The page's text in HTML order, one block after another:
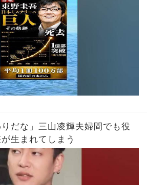
りだな」三山凌輝夫婦間でも役
生まれてしまう